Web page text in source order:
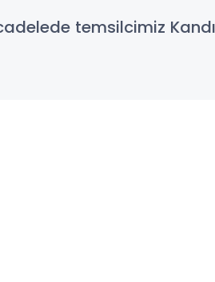
temsilcimiz